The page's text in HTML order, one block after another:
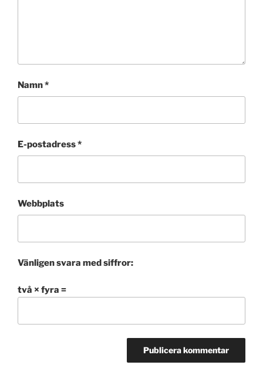
Namn*
E-postadress*
Webbplats
Vänligen svara med siffror:
två × fyra =